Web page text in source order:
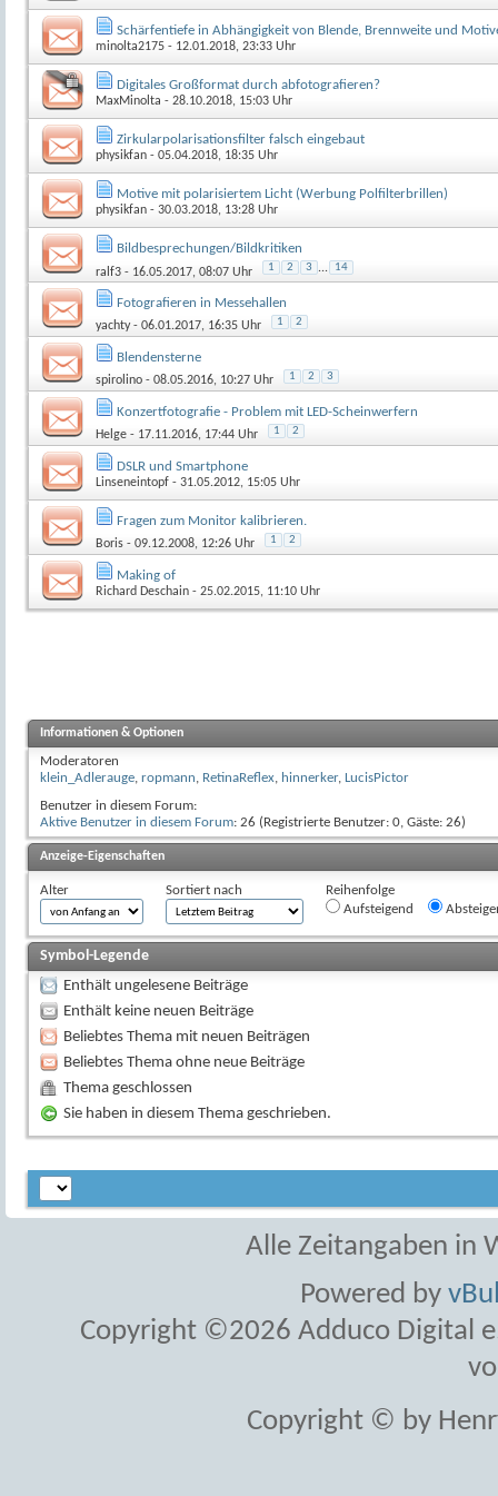
Schärfentiefe in Abhängigkeit von Blende, Brennweite und
minolta2175 - 12.01.2018, 23:33 Uhr
Digitales Großformat durch abfotografieren?
MaxMinolta - 28.10.2018, 15:03 Uhr
Zirkularpolarisationsfilter falsch eingebaut
physikfan - 05.04.2018, 18:35 Uhr
Motive mit polarisiertem Licht (Werbung Polfilterbrillen)
physikfan - 30.03.2018, 13:28 Uhr
Bildbesprechungen/Bildkritiken
ralf3 - 16.05.2017, 08:07 Uhr 1 2 3 ... 14
Fotografieren in Messehallen
yachty- 06.01.2017, 16:35 Uhr 1 2
Blendensterne
spirolino - 08.05.2016, 10:27 Uhr 1 2 3
Konzertfotografie - Problem mit LED-Scheinwerfern
Helge - 17.11.2016, 17:44 Uhr 1 2
DSLR und Smartphone
Linseneintopf - 31.05.2012, 15:05 Uhr
Fragen zum Monitor kalibrieren.
Boris - 09.12.2008, 12:26 Uhr 1 2
Making of
Richard Deschain - 25.02.2015, 11:10 Uhr
Informationen & Optionen
Moderatoren
klein_Adlerauge, ropmann, RetinaReflex, hinnerker, LucisPictor
Benutzer in diesem Forum:
Aktive Benutzer in diesem Forum: 26 (Registrierte Benutzer: 0, Gäste: 26)
Anzeige-Eigenschaften
Alter Sortiert nach
Reihenfolge
Aufsteigend
Symbol-Legende
Enthält ungelesene Beiträge
Enthält keine neuen Beiträge
Beliebtes Thema mit neuen Beiträgen
Beliebtes Thema ohne neue Beiträge
Thema geschlossen
Sie haben in diesem Thema geschrieben.
Alle Zeitangaben in
Powered by
Copyright ©2026 Adduco Digital
Copyright © by